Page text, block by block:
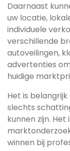
Daarnaast
uw locatie,
individuele
verschillende
autoveilingen,
advertenties
huidige
Het is
slechts
kunnen zijn.
winnen bij